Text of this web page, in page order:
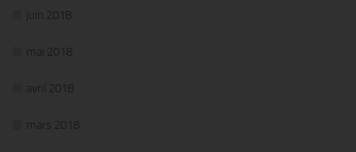
juin 2018
mai 2018
avril 2018
mars 2018